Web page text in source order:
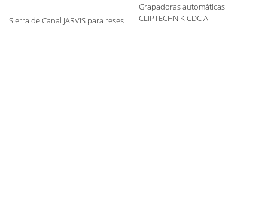
Sierra de Canal JARVIS para reses
Grapadoras automáticas
CLIPTECHNIK CDC A